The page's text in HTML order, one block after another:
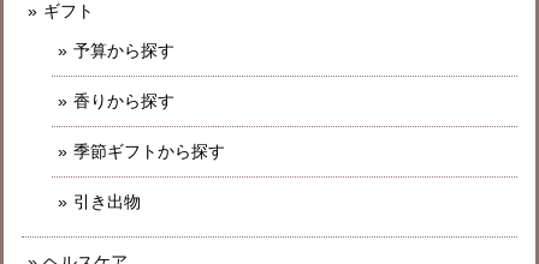
ギフト
予算から探す
香りから探す
季節ギフトから探す
引き出物